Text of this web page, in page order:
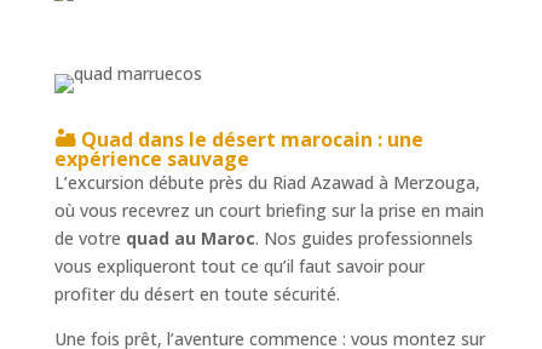
🏜️ Quad dans le désert marocain : une
expérience sauvage
L’excursion débute près du Riad Azawad à Merzouga,
où vous recevrez un court briefing sur la prise en main
de votre quad au Maroc. Nos guides professionnels
vous expliqueront tout ce qu’il faut savoir pour
profiter du désert en toute sécurité.
Une fois prêt, l’aventure commence : vous montez sur